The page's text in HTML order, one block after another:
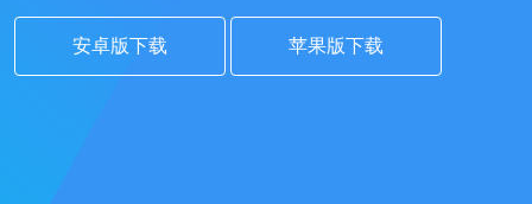
安卓版下载 苹果版下载